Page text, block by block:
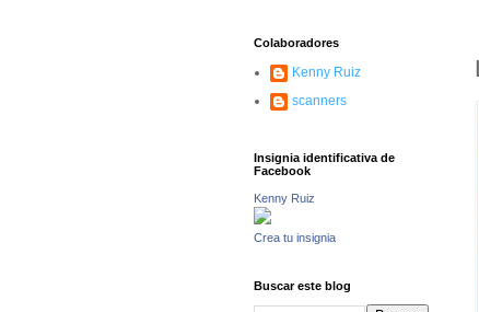
Colaboradores
Kenny Ruiz
scanners
Insignia identificativa de
Facebook
Kenny Ruiz
Crea tu insignia
Buscar este blog